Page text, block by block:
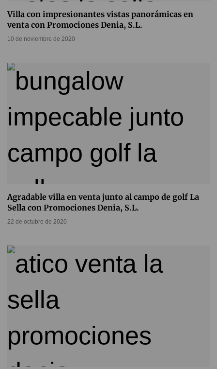
Villa con impresionantes vistas panorámicas en
venta con Promociones Denia, S.L.
10 de noviembre de 2020
Agradable villa en venta junto al campo de golf La
Sella con Promociones Denia, S.L.
22 de octubre de 2020